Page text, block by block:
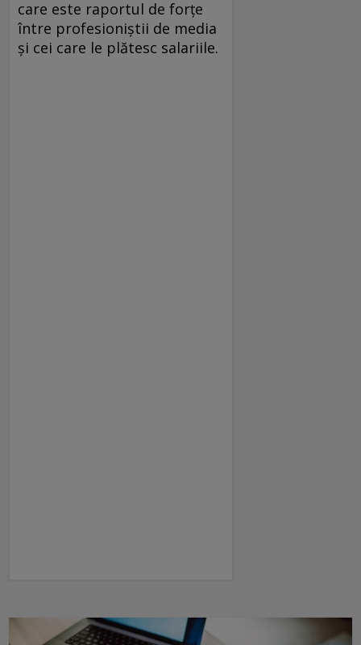
care este raportul de forţe
între profesioniştii de media
şi cei care le plătesc salariile.